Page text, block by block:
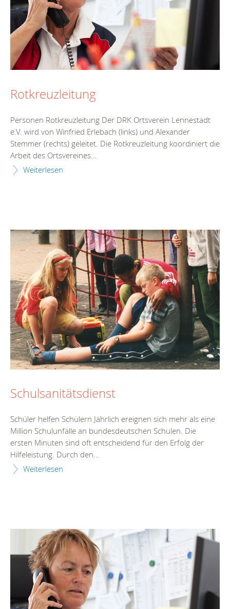
Rotkreuzleitung
Personen Rotkreuzleitung Der DRK Ortsverein Lennestadt
e.V. wird von Winfried Erlebach (links) und Alexander
Stemmer (rechts) geleitet. Die Rotkreuzleitung koordiniert die
Arbeit des Ortsvereines...
Weiterlesen
Schulsanitätsdienst
Schüler helfen Schülern Jährlich ereignen sich mehr als eine
Million Schulunfälle an bundesdeutschen Schulen. Die
ersten Minuten sind oft entscheidend für den Erfolg der
Hilfeleistung. Durch den...
Weiterlesen